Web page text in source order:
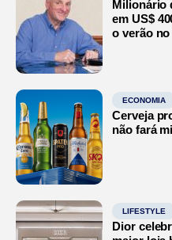
Milionário
em US$
o verão no
ECONOMIA
Cerveja
não fará
LIFESTYLE
Dior